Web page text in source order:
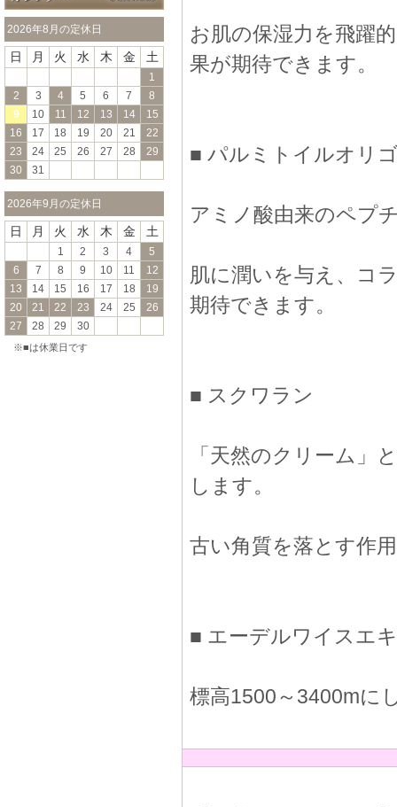
2026年8月の定休日
日 月 火 水 木 金 土
1
2
3 4 5 6 7
8
9
10 11 12 13 14
15
16
17 18 19 20 21
22
23
24 25 26 27 28
29
30
31
2026年9月の定休日
日 月 火 水 木 金 土
1 2 3 4
5
6
7 8 9 10 11
12
13
14 15 16 17 18
19
20
21 22 23 24 25
26
27
28 29 30
※■は休業日です
お肌の保湿力を飛躍
果が期待できます。
■ パルミトイルオリ
アミノ酸由来のペプ
肌に潤いを与え、コ
期待できます。
■ スクワラン
「天然のクリーム」
します。
古い角質を落とす作
■ エーデルワイスエ
標高1500～3400mに